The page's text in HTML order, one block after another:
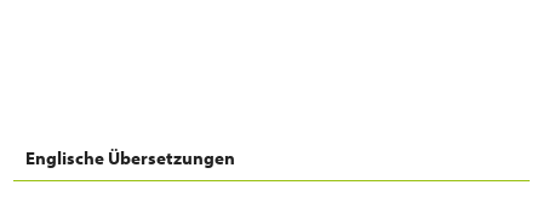
Englische Übersetzungen